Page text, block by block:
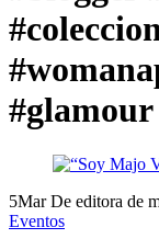
#glamour
5Mar De editora de
Eventos